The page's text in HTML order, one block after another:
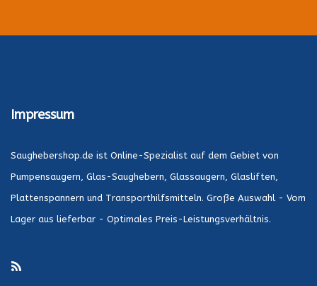
Impressum
Saughebershop.de ist Online-Spezialist auf dem Gebiet von
Pumpensaugern, Glas-Saughebern, Glassaugern, Glasliften,
Plattenspannern und Transporthilfsmitteln. Große Auswahl - Vom
Lager aus lieferbar - Optimales Preis-Leistungsverhältnis.